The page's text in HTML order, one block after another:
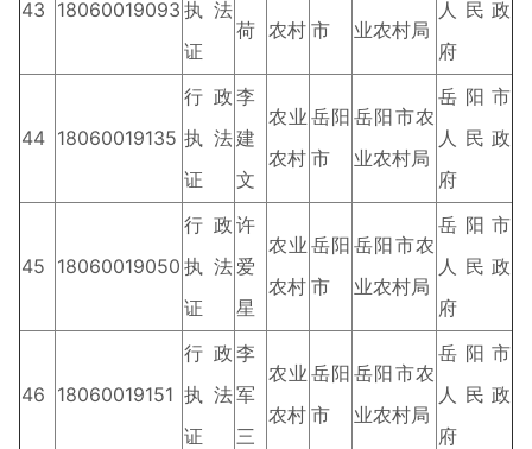
43 18060019093 执法
证
荷 农村 市
业农村局
人民政
府
44 18060019135
行政
执法
证
李
建
文
农业
农村
岳阳
市
岳阳市农
业农村局
岳阳市
人民政
府
45 18060019050
行政
执法
证
许
爱
星
农业
农村
岳阳
市
岳阳市农
业农村局
岳阳市
人民政
府
46 18060019151
行政
执法
证
李
军
三
农业
农村
岳阳
市
岳阳市农
业农村局
岳阳市
人民政
府